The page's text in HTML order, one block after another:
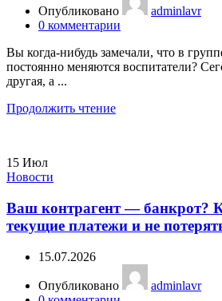
Опубликовано
adminlavr
0 комментарии
Вы когда-нибудь замечали, что в
постоянно меняются воспитатели?
другая, а ...
Продолжить чтение
15 Июл
Новости
Ваш контрагент — банкрот?
текущие платежи и не
15.07.2026
Опубликовано
adminlavr